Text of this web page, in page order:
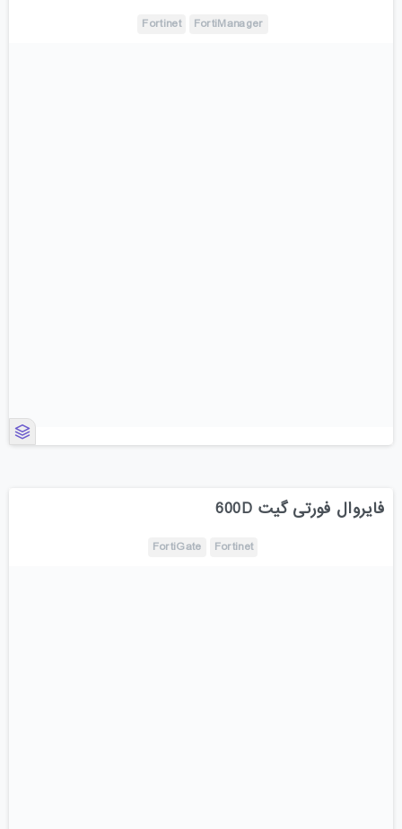
FortiManager
Fortinet
فایروال فورتی گیت 600D
Fortinet
FortiGate